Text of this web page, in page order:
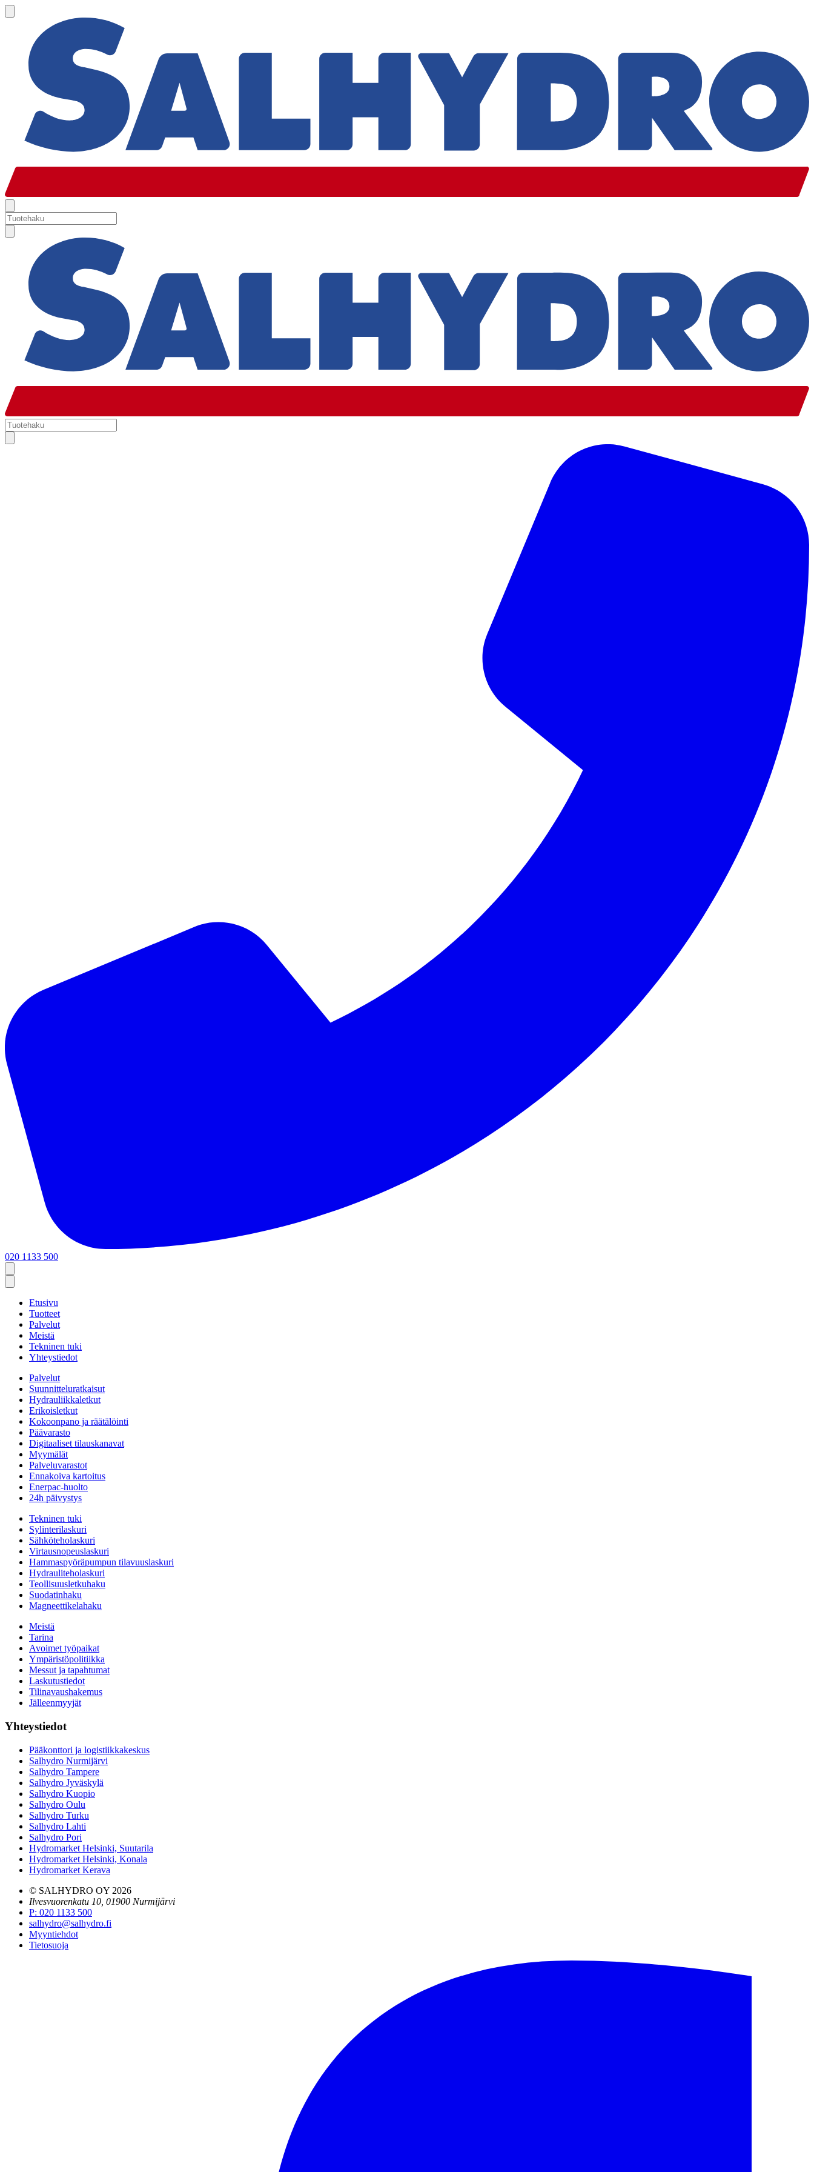
020 1133 500
Etusivu
Tuotteet
Palvelut
Meistä
Tekninen tuki
Yhteystiedot
Palvelut
Suunnitteluratkaisut
Hydrauliikkaletkut
Erikoisletkut
Kokoonpano ja räätälöinti
Päävarasto
Digitaaliset tilauskanavat
Myymälät
Palveluvarastot
Ennakoiva kartoitus
Enerpac-huolto
24h päivystys
Tekninen tuki
Sylinterilaskuri
Sähköteholaskuri
Virtausnopeuslaskuri
Hammaspyöräpumpun tilavuuslaskuri
Hydrauliteholaskuri
Teollisuusletkuhaku
Suodatinhaku
Magneettikelahaku
Meistä
Tarina
Avoimet työpaikat
Ympäristöpolitiikka
Messut ja tapahtumat
Laskutustiedot
Tilinavaushakemus
Jälleenmyyjät
Yhteystiedot
Pääkonttori ja logistiikkakeskus
Salhydro Nurmijärvi
Salhydro Tampere
Salhydro Jyväskylä
Salhydro Kuopio
Salhydro Oulu
Salhydro Turku
Salhydro Lahti
Salhydro Pori
Hydromarket Helsinki, Suutarila
Hydromarket Helsinki, Konala
Hydromarket Kerava
© SALHYDRO OY 2026
Ilvesvuorenkatu 10, 01900 Nurmijärvi
P: 020 1133 500
salhydro@salhydro.fi
Myyntiehdot
Tietosuoja